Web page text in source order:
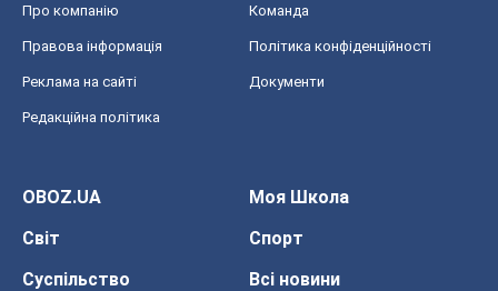
Про компанію Команда
Правова інформація Політика конфіденційності
Реклама на сайті Документи
Редакційна політика
OBOZ.UA
Моя Школа
Світ
Спорт
Суспільство
Всі новини